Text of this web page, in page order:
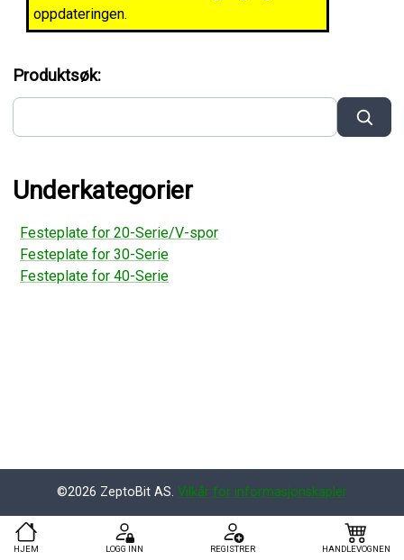
oppdateringen.
Produktsøk:
Underkategorier
Festeplate for 20-Serie/V-spor
Festeplate for 30-Serie
Festeplate for 40-Serie
©2026 ZeptoBit AS. Vilkår for informasjonskapler
HJEM LOGG INN REGISTRER HANDLEVOGNEN